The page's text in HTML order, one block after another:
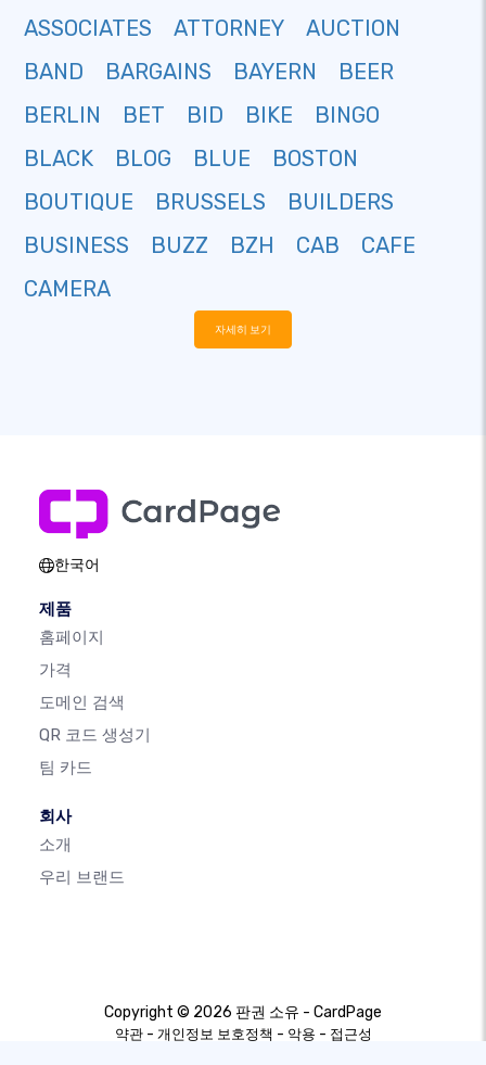
ASSOCIATES
ATTORNEY
AUCTION
BAND
BARGAINS BAYERN
BEER
BERLIN
BET BID BIKE
BINGO
BLACK
BLOG BLUE
BOSTON
BOUTIQUE
BRUSSELS
BUILDERS
BUSINESS
BUZZ BZH CAB
CAFE
CAMERA
자세히 보기
한국어
제품
홈페이지
가격
도메인 검색
QR 코드 생성기
팀 카드
회사
소개
우리 브랜드
Copyright © 2026 판권 소유 - CardPage
약관- 개인정보 보호정책 - 악용 - 접근성